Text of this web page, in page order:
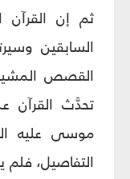
ثم إن القرآن
السابقين
القصص
تحدَّث القرآن
موسى عليه
التفاصيل،